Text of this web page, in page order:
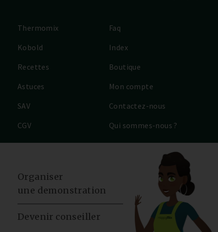
Thermomix
Kobold
Recettes
Astuces
SAV
CGV
Faq
Index
Boutique
Mon compte
Contactez-nous
Qui sommes-nous ?
Organiser
une demonstration
Devenir conseiller